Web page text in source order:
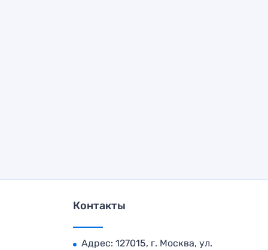
Контакты
Адрес: 127015, г. Москва, ул.